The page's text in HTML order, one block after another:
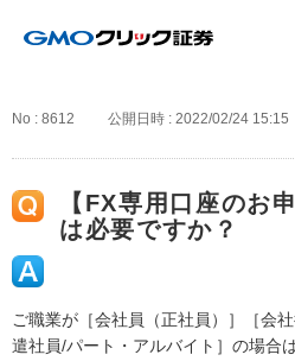
No : 8612 公開日時 : 2022/02/24 15:15
【FX専用口座のお
は必要ですか？
ご職業が［会社員（正社員）］［会
遣社員/パート・アルバイト］の場合